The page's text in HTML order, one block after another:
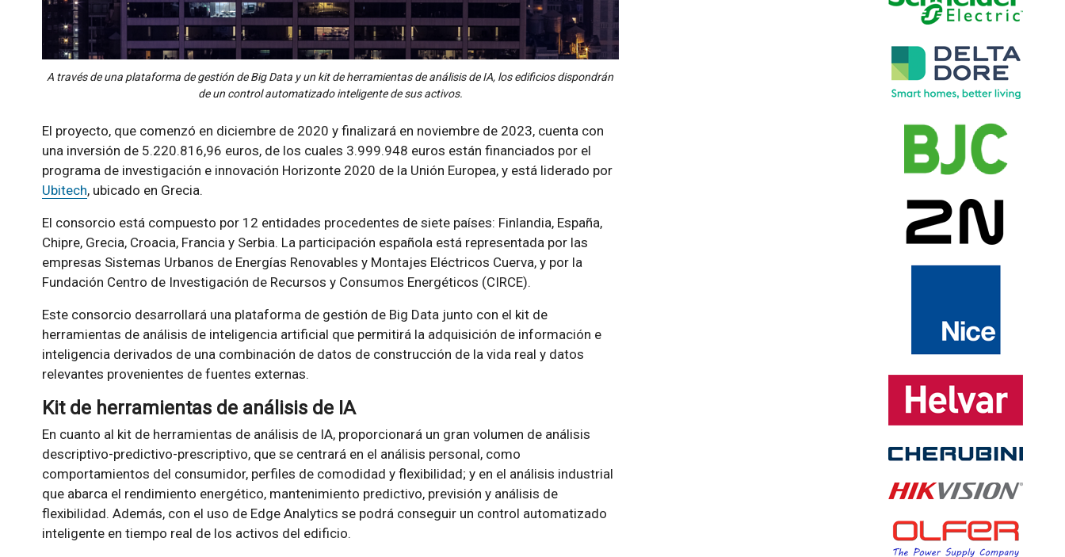
A través de una plataforma de gestión de Big Data y un kit de herramientas de análisis de IA, los edificios dispondrán
de un control automatizado inteligente de sus activos.
El proyecto, que comenzó en diciembre de 2020 y finalizará en noviembre de 2023, cuenta con
una inversión de 5.220.816,96 euros, de los cuales 3.999.948 euros están financiados por el
programa de investigación e innovación Horizonte 2020 de la Unión Europea, y está liderado por
Ubitech, ubicado en Grecia.
El consorcio está compuesto por 12 entidades procedentes de siete países: Finlandia, España,
Chipre, Grecia, Croacia, Francia y Serbia. La participación española está representada por las
empresas Sistemas Urbanos de Energías Renovables y Montajes Eléctricos Cuerva, y por la
Fundación Centro de Investigación de Recursos y Consumos Energéticos (CIRCE).
Este consorcio desarrollará una plataforma de gestión de Big Data junto con el kit de
herramientas de análisis de inteligencia artificial que permitirá la adquisición de información e
inteligencia derivados de una combinación de datos de construcción de la vida real y datos
relevantes provenientes de fuentes externas.
Kit de herramientas de análisis de IA
En cuanto al kit de herramientas de análisis de IA, proporcionará un gran volumen de análisis
descriptivo-predictivo-prescriptivo, que se centrará en el análisis personal, como
comportamientos del consumidor, perfiles de comodidad y flexibilidad; y en el análisis industrial
que abarca el rendimiento energético, mantenimiento predictivo, previsión y análisis de
flexibilidad. Además, con el uso de Edge Analytics se podrá conseguir un control automatizado
inteligente en tiempo real de los activos del edificio.